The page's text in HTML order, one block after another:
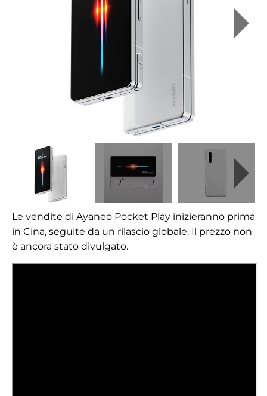
Le vendite di Ayaneo Pocket Play inizieranno prima
in Cina, seguite da un rilascio globale. Il prezzo non
è ancora stato divulgato.